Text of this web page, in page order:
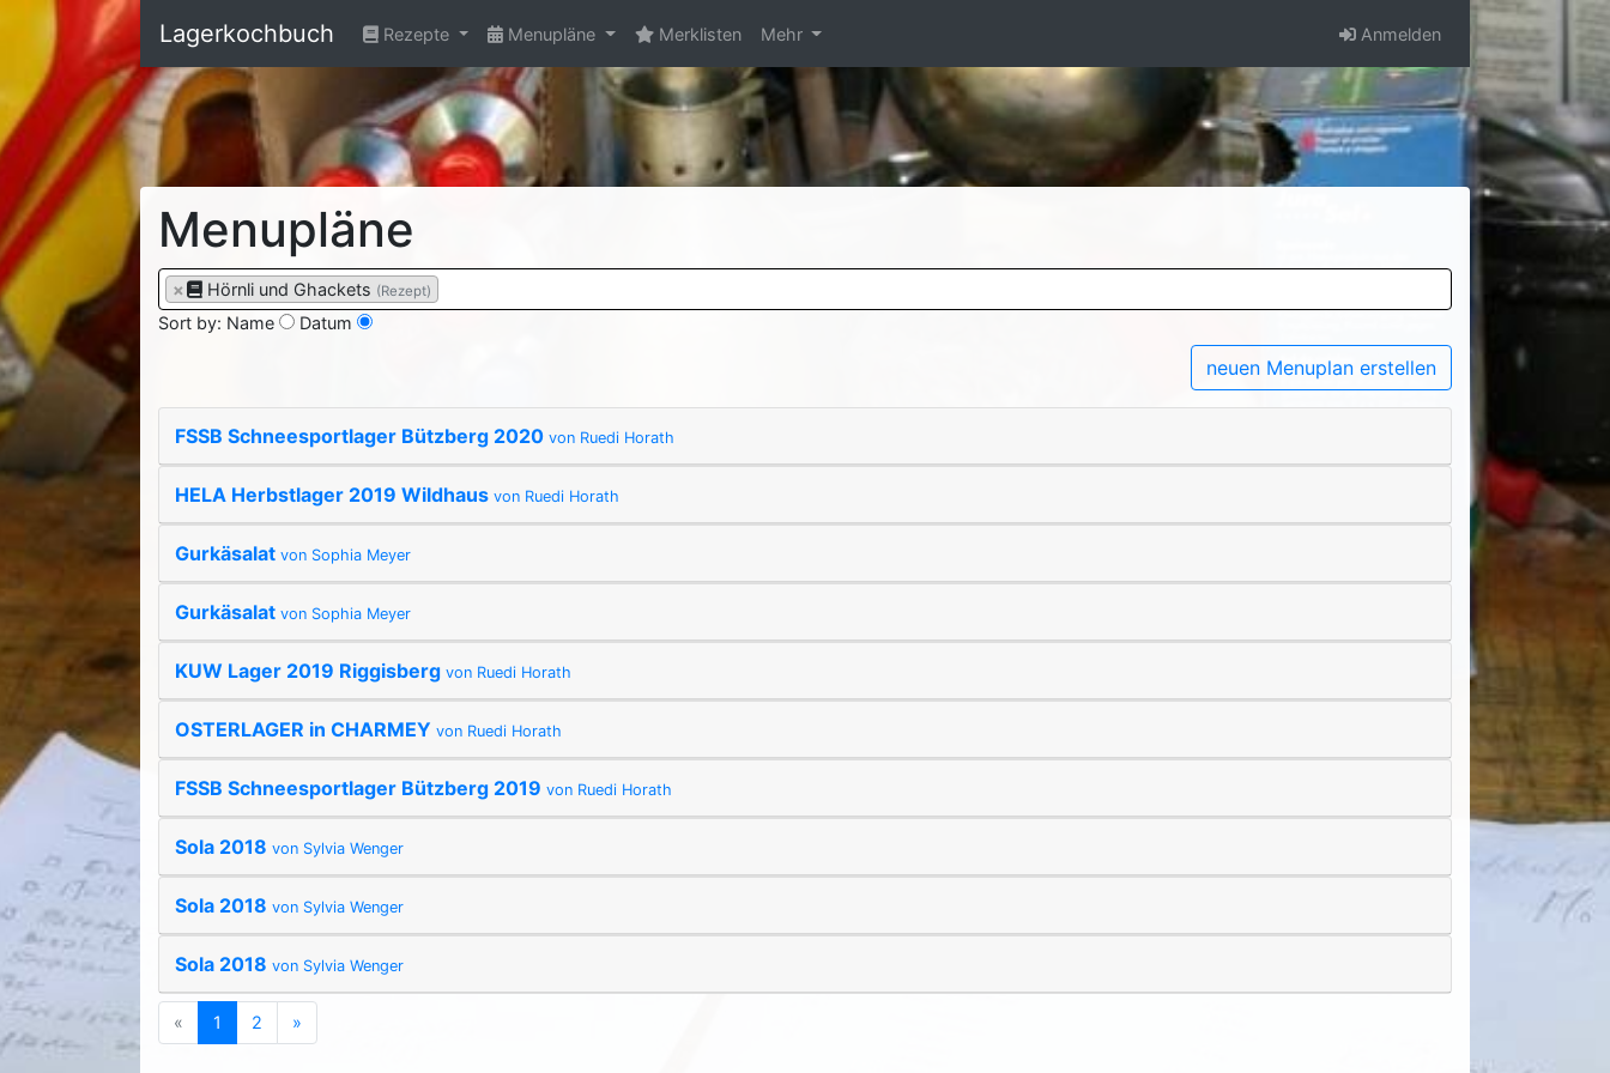
Lagerkochbuch Rezepte Menupläne Merklisten Mehr Anmelden
Menupläne
× Hörnli und Ghackets (Rezept)
Sort by: Name Datum
neuen Menuplan erstellen
FSSB Schneesportlager Bützberg 2020 von Ruedi Horath
HELA Herbstlager 2019 Wildhaus von Ruedi Horath
Gurkäsalat von Sophia Meyer
Gurkäsalat von Sophia Meyer
KUW Lager 2019 Riggisberg von Ruedi Horath
OSTERLAGER in CHARMEY von Ruedi Horath
FSSB Schneesportlager Bützberg 2019 von Ruedi Horath
Sola 2018 von Sylvia Wenger
Sola 2018 von Sylvia Wenger
Sola 2018 von Sylvia Wenger
« Previous
1 (current)
2 »